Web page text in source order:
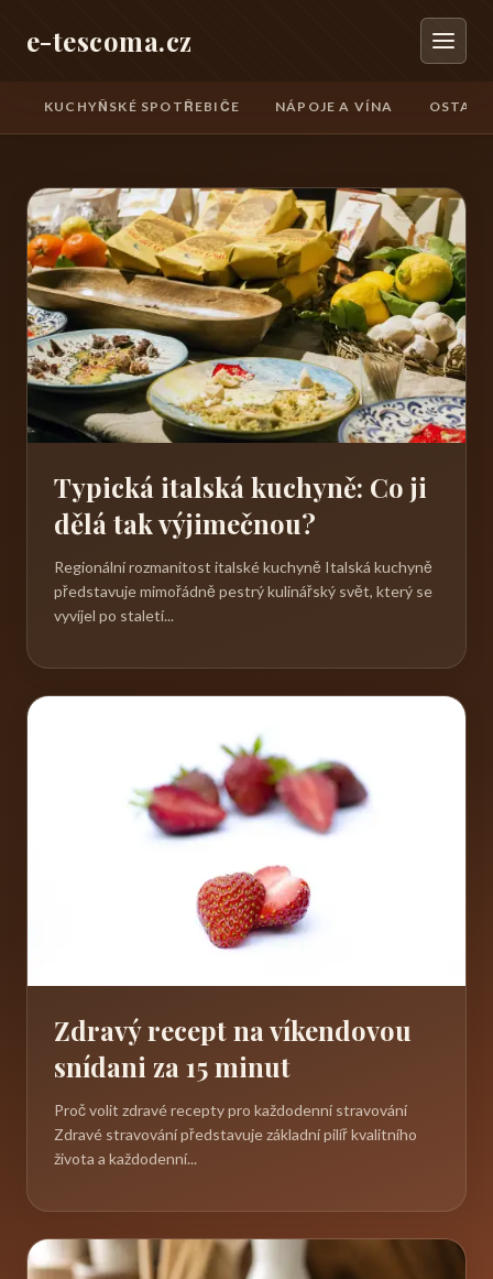
e-tescoma.cz
KUCHYŇSKÉ SPOTŘEBIČE NÁPOJE A VÍNA
Typická italská kuchyně: Co ji
dělá tak výjimečnou?
Regionální rozmanitost italské kuchyně Italská kuchyně
představuje mimořádně pestrý kulinářský svět, který se
vyvíjel po staletí...
Zdravý recept na víkendovou
snídani za 15 minut
Proč volit zdravé recepty pro každodenní stravování
Zdravé stravování představuje základní pilíř kvalitního
života a každodenní...